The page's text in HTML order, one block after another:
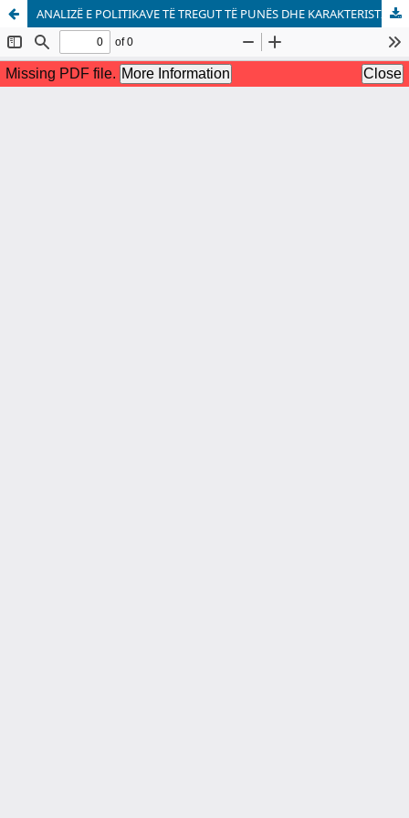
ANALIZË E POLITIKAVE TË TREGUT TË PUNËS DHE KARAKTERISTIKAVE TË PAPUNËSISË NË MAQEDONI